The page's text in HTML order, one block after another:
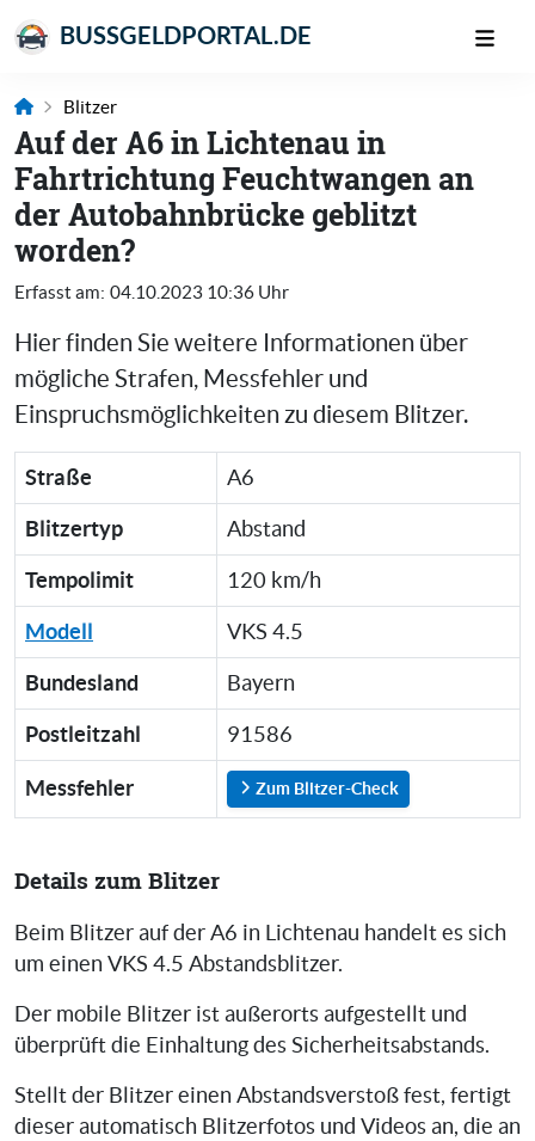
BUSSGELDPORTAL.DE
Blitzer
Auf der A6 in Lichtenau in
Fahrtrichtung Feuchtwangen an
der Autobahnbrücke geblitzt
worden?
Erfasst am: 04.10.2023 10:36 Uhr
Hier finden Sie weitere Informationen über
mögliche Strafen, Messfehler und
Einspruchsmöglichkeiten zu diesem Blitzer.
Straße A6
Blitzertyp Abstand
Tempolimit 120 km/h
Modell VKS 4.5
Bundesland Bayern
Postleitzahl 91586
Messfehler Zum Blitzer-Check
Details zum Blitzer
Beim Blitzer auf der A6 in Lichtenau handelt es sich
um einen VKS 4.5 Abstandsblitzer.
Der mobile Blitzer ist außerorts aufgestellt und
überprüft die Einhaltung des Sicherheitsabstands.
Stellt der Blitzer einen Abstandsverstoß fest, fertigt
dieser automatisch Blitzerfotos und Videos an, die an